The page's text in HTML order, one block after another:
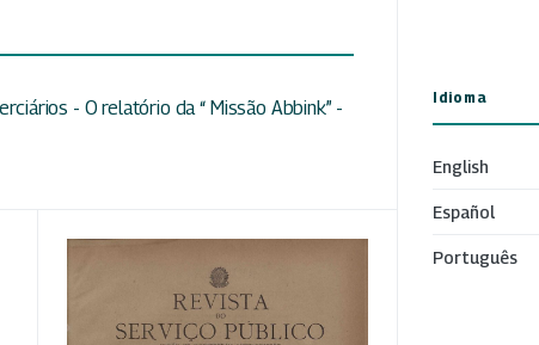
- O relatório da “ Missão Abbink” -
Idioma
English
Español
Português